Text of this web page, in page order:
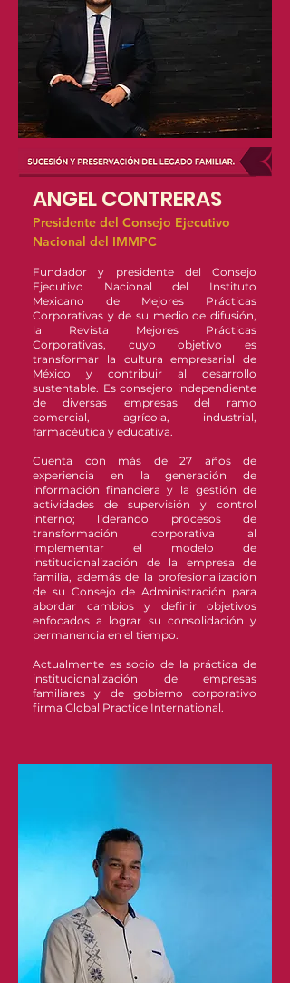
ANGEL CONTRERAS
Presidente del Consejo Ejecutivo
Nacional del IMMPC
Fundador y presidente del Consejo
Ejecutivo Nacional del Instituto
Mexicano de Mejores Prácticas
Corporativas y de su medio de difusión,
la Revista Mejores Prácticas
Corporativas, cuyo objetivo es
transformar la cultura empresarial de
México y contribuir al desarrollo
sustentable. Es consejero independiente
de diversas empresas del ramo
comercial, agrícola, industrial,
farmacéutica y educativa.
Cuenta con más de 27 años de
experiencia en la generación de
información financiera y la gestión de
actividades de supervisión y control
interno; liderando procesos de
transformación corporativa al
implementar el modelo de
institucionalización de la empresa de
familia, además de la profesionalización
de su Consejo de Administración para
abordar cambios y definir objetivos
enfocados a lograr su consolidación y
permanencia en el tiempo.
Actualmente es socio de la práctica de
institucionalización de empresas
familiares y de gobierno corporativo
firma Global Practice International.